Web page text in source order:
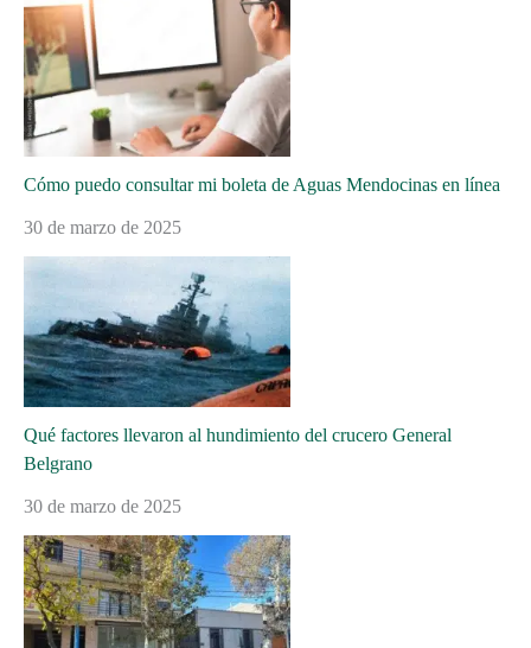
Cómo puedo consultar mi boleta de Aguas Mendocinas en línea
30 de marzo de 2025
Qué factores llevaron al hundimiento del crucero General
Belgrano
30 de marzo de 2025